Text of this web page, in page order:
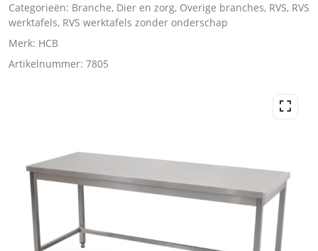
Categorieën: Branche, Dier en zorg, Overige branches, RVS, RVS
werktafels, RVS werktafels zonder onderschap
Merk: HCB
Artikelnummer: 7805